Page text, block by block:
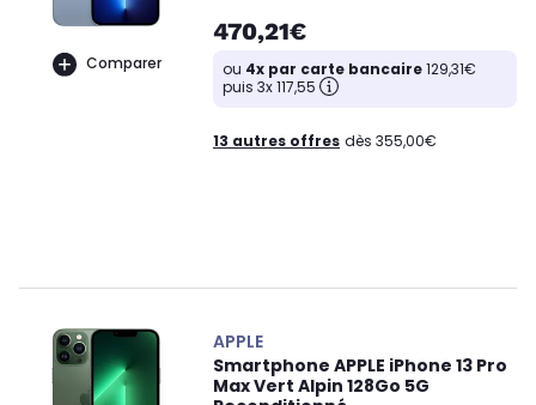
Comparer
470,21€
ou 4x par carte bancaire129,31€
puis 3x 117,55
13 autres offres dès 355,00€
APPLE
Smartphone APPLE iPhone 13 Pro
Max Vert Alpin 128Go 5G